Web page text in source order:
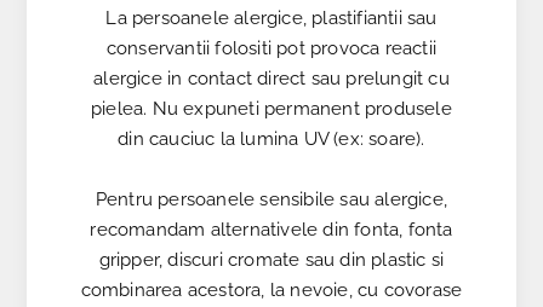
La persoanele alergice, plastifiantii sau
conservantii folositi pot provoca reactii
alergice in contact direct sau prelungit cu
pielea. Nu expuneti permanent produsele
din cauciuc la lumina UV (ex: soare).
Pentru persoanele sensibile sau alergice,
recomandam alternativele din fonta, fonta
gripper, discuri cromate sau din plastic si
combinarea acestora, la nevoie, cu covorase